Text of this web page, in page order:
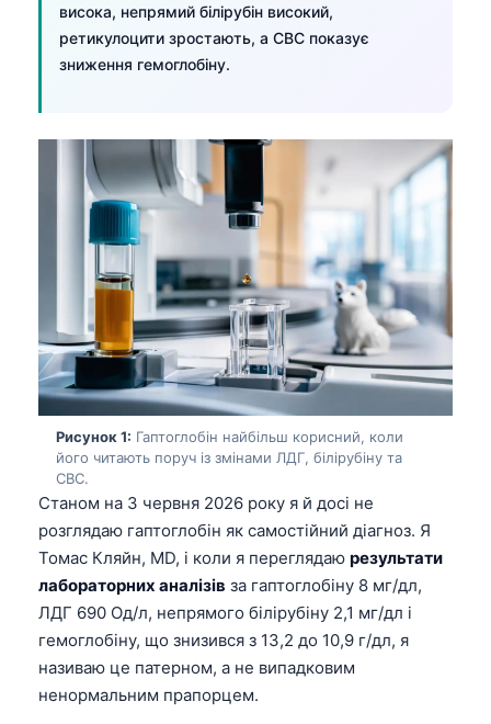
висока, непрямий білірубін високий,
ретикулоцити зростають, а CBC показує
зниження гемоглобіну.
Рисунок 1: Гаптоглобін найбільш корисний, коли
його читають поруч із змінами ЛДГ, білірубіну та
CBC.
Станом на 3 червня 2026 року я й досі не
розглядаю гаптоглобін як самостійний діагноз. Я
Томас Кляйн, MD, і коли я переглядаю результати
лабораторних аналізів за гаптоглобіну 8 мг/дл,
ЛДГ 690 Од/л, непрямого білірубіну 2,1 мг/дл і
гемоглобіну, що знизився з 13,2 до 10,9 г/дл, я
називаю це патерном, а не випадковим
ненормальним прапорцем.